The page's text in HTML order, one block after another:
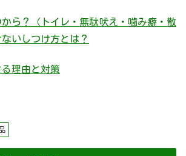
ら？（トイレ・無駄吠え・噛み癖・散
いしつけ方とは？
理由と対策